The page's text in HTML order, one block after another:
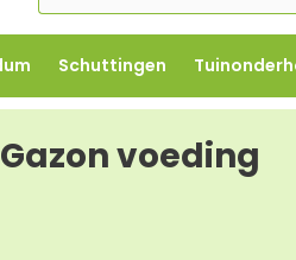
Schuttingen
-FLOWBO500 -7,5% vanaf
voeding